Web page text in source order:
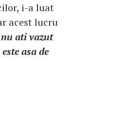
i-a luat
acest lucru
ati vazut
asa de